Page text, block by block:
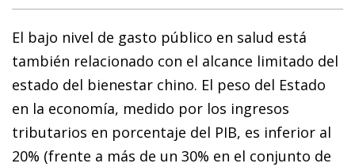
El bajo nivel de gasto público en salud está
también relacionado con el alcance limitado del
estado del bienestar chino. El peso del Estado
en la economía, medido por los ingresos
tributarios en porcentaje del PIB, es inferior al
20% (frente a más de un 30% en el conjunto de